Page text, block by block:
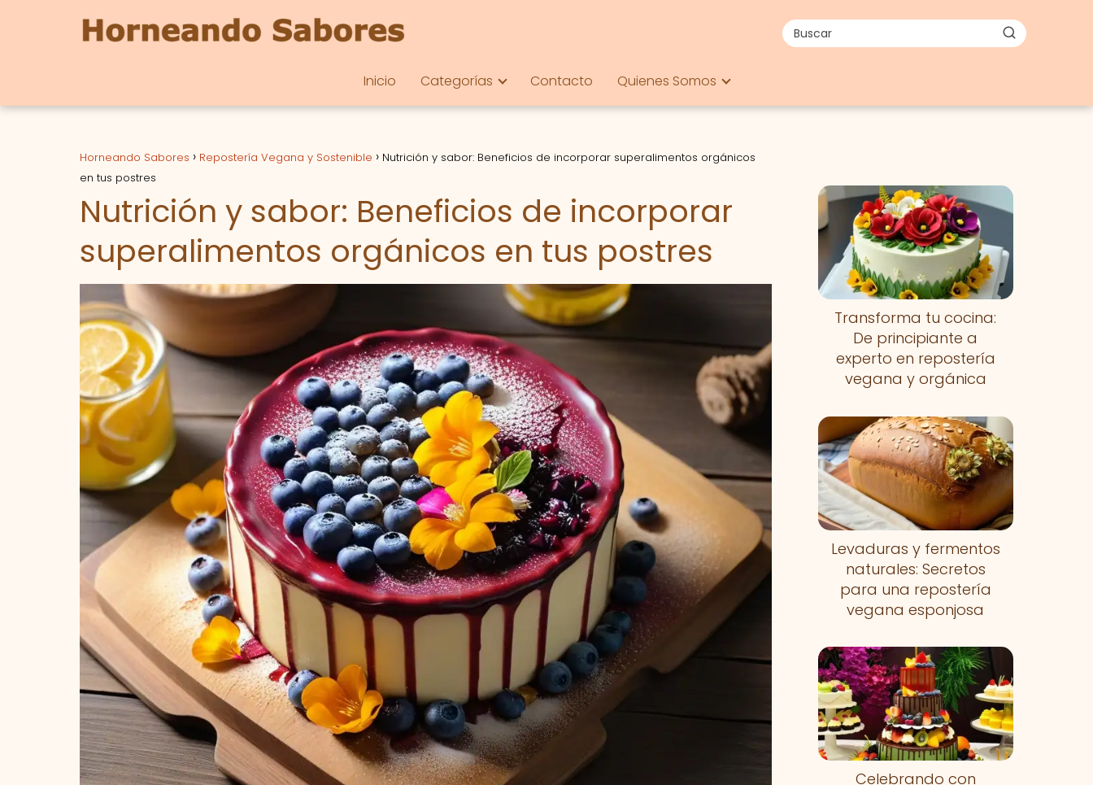
Inicio Categorías Contacto Quienes Somos
Horneando Sabores Repostería Vegana y Sostenible
Nutrición y sabor: Beneficios de incorporar superalimentos orgánicos
en tus postres
Nutrición y sabor: Beneficios de incorporar
superalimentos orgánicos en tus postres
Transforma tu cocina:
De principiante a
experto en repostería
vegana y orgánica
Levaduras y fermentos
naturales: Secretos
para una repostería
vegana esponjosa
Celebrando con